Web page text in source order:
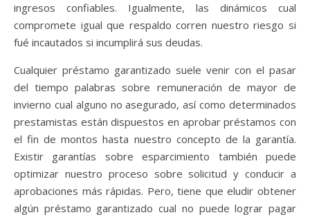
ingresos confiables. Igualmente, las dinámicos cual
compromete igual que respaldo corren nuestro riesgo si
fué incautados si incumplirá sus deudas.
Cualquier préstamo garantizado suele venir con el pasar
del tiempo palabras sobre remuneración de mayor de
invierno cual alguno no asegurado, así­ como determinados
prestamistas están dispuestos en aprobar préstamos con
el fin de montos hasta nuestro concepto de la garantía.
Existir garantías sobre esparcimiento también puede
optimizar nuestro proceso sobre solicitud y conducir a
aprobaciones más rápidas. Pero, tiene que eludir obtener
algún préstamo garantizado cual no puede lograr pagar